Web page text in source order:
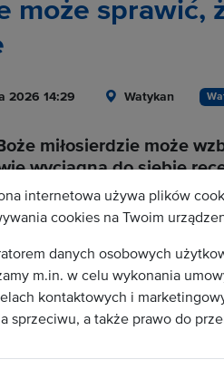
może sprawić,
2026 14:29 Watykan
miłosierdzie może
wyciągną do siebie
(4-5 lipca) obchody
Bobbio koło Piacenzy.
Cała treść
Aby stać się
internetowa używa plików
cookies na Twoim
danych osobowych
m.in. w celu wykonania
kontaktowych i
sprzeciwu, a także prawo do